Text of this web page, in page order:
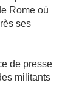
Rome où
ses
de presse
militants